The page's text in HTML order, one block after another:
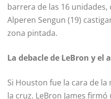
barrera de las 16 unidades,
Alperen Sengun (19)
zona pintada.
La debacle de LeBron y el
Si Houston fue la cara de
la cruz. LeBron James